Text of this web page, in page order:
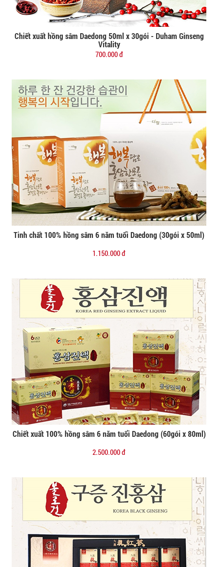
Đặt mua
Chiết xuất hồng sâm Daedong 50ml x 30gói - Duham Ginseng
Vitality
700.000 đ
Đặt mua
Tinh chất 100% hồng sâm 6 năm tuổi Daedong (30gói x 50ml)
1.150.000 đ
Đặt mua
Chiết xuất 100% hồng sâm 6 năm tuổi Daedong (60gói x 80ml)
2.500.000 đ